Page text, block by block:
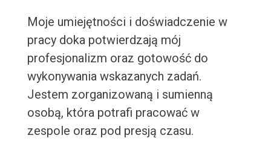
Moje umiejętności i doświadczenie w
pracy doka potwierdzają mój
profesjonalizm oraz gotowość do
wykonywania wskazanych zadań.
Jestem zorganizowaną i sumienną
osobą, która potrafi pracować w
zespole oraz pod presją czasu.